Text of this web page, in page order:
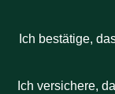
Ich bestätige,
Ich versichere,